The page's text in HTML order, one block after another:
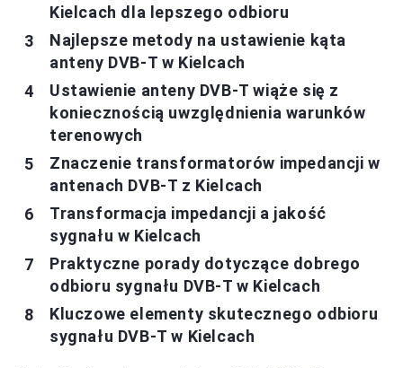
Kielcach dla lepszego odbioru
Najlepsze metody na ustawienie kąta
anteny DVB-T w Kielcach
Ustawienie anteny DVB-T wiąże się z
koniecznością uwzględnienia warunków
terenowych
Znaczenie transformatorów impedancji w
antenach DVB-T z Kielcach
Transformacja impedancji a jakość
sygnału w Kielcach
Praktyczne porady dotyczące dobrego
odbioru sygnału DVB-T w Kielcach
Kluczowe elementy skutecznego odbioru
sygnału DVB-T w Kielcach